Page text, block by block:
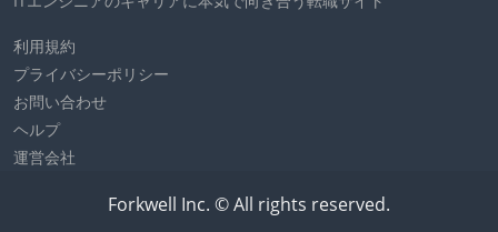
利用規約
プライバシーポリシー
お問い合わせ
ヘルプ
運営会社
Forkwell Inc. © All rights reserved.